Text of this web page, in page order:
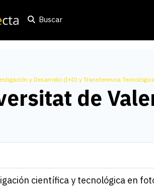
Buscar
y Desarrollo (I+D) y Transferencia
de
científica y tecnológica en